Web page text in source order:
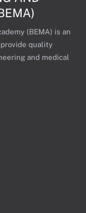
(BEMA) is an
quality
and medical